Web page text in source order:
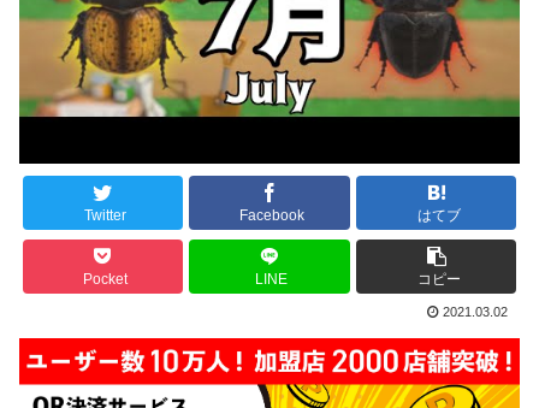
Twitter Facebook はてブ
Pocket LINE コピー
2021.03.02